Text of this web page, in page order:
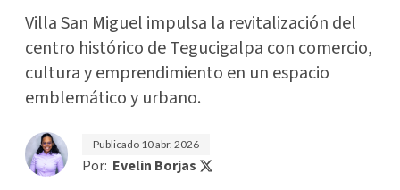
Villa San Miguel impulsa la revitalización del
centro histórico de Tegucigalpa con comercio,
cultura y emprendimiento en un espacio
emblemático y urbano.
Publicado 10 abr. 2026
Por: Evelin Borjas